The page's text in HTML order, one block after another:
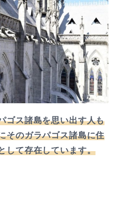
ゴス諸島を思い出す人も
そのガラパゴス諸島に住
して存在しています。